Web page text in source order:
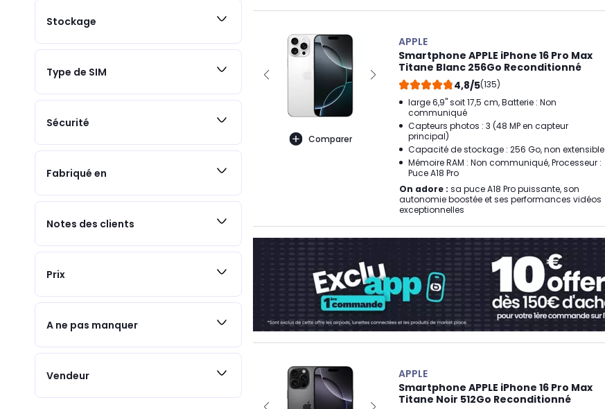
Stockage
Type de SIM
Sécurité
Fabriqué en
Notes des clients
Prix
A ne pas manquer
Vendeur
Comparer
APPLE
Smartphone APPLE iPhone 16 Pro Max
Titane Blanc 256Go Reconditionné
4,8/5(135)
large 6,9" soit 17,5 cm, Batterie : Non
communiqué
Capteurs photos : 3 (48 MP en capteur
principal)
Capacité de stockage : 256 Go, non extensible
Mémoire RAM : Non communiqué, Processeur :
Puce A18 Pro
On adore : sa puce A18 Pro puissante, son
autonomie boostée et ses performances vidéos
exceptionnelles
APPLE
Smartphone APPLE iPhone 16 Pro Max
Titane Noir 512Go Reconditionné